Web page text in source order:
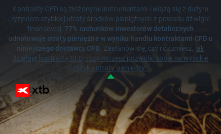
Kontrakty CFD są złożonymi instrumentami i wiążą się z dużym
ryzykiem szybkiej utraty środków pieniężnych z powodu dźwigni
finansowej. 77% rachunków inwestorów detalicznych
odnotowuje straty pieniężne w wyniku handlu kontraktami CFD u
niniejszego dostawcy CFD. Zastanów się, czy rozumiesz, jak
działają kontrakty CFD, i czy możesz pozwolić sobie na wysokie
ryzyko utraty pieniędzy.